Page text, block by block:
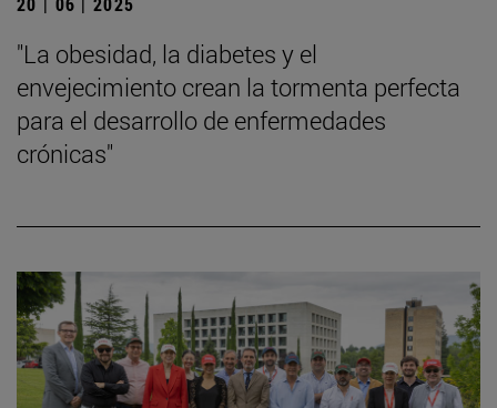
"La obesidad, la diabetes y el
envejecimiento crean la tormenta perfecta
para el desarrollo de enfermedades
crónicas"